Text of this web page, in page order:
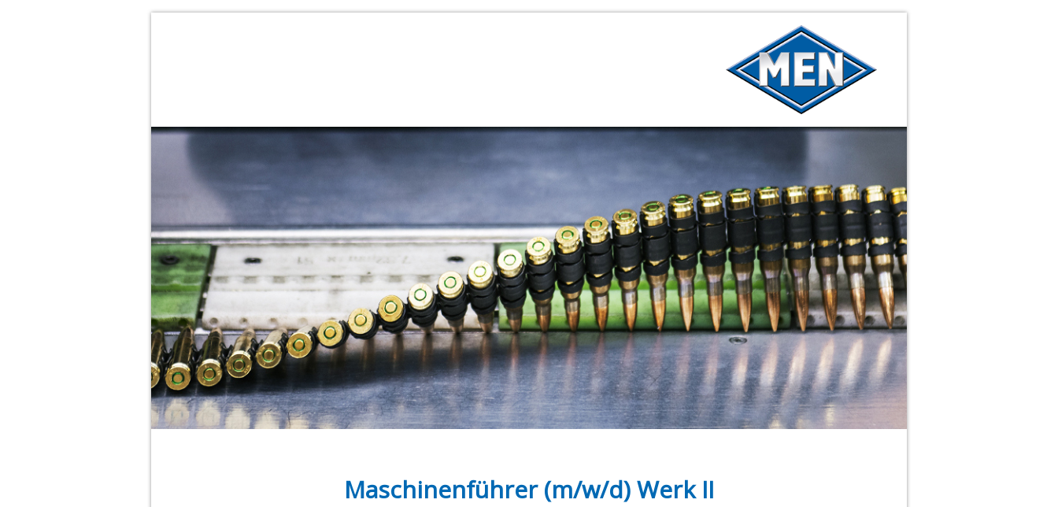
Maschinenführer (m/w/d) Werk II